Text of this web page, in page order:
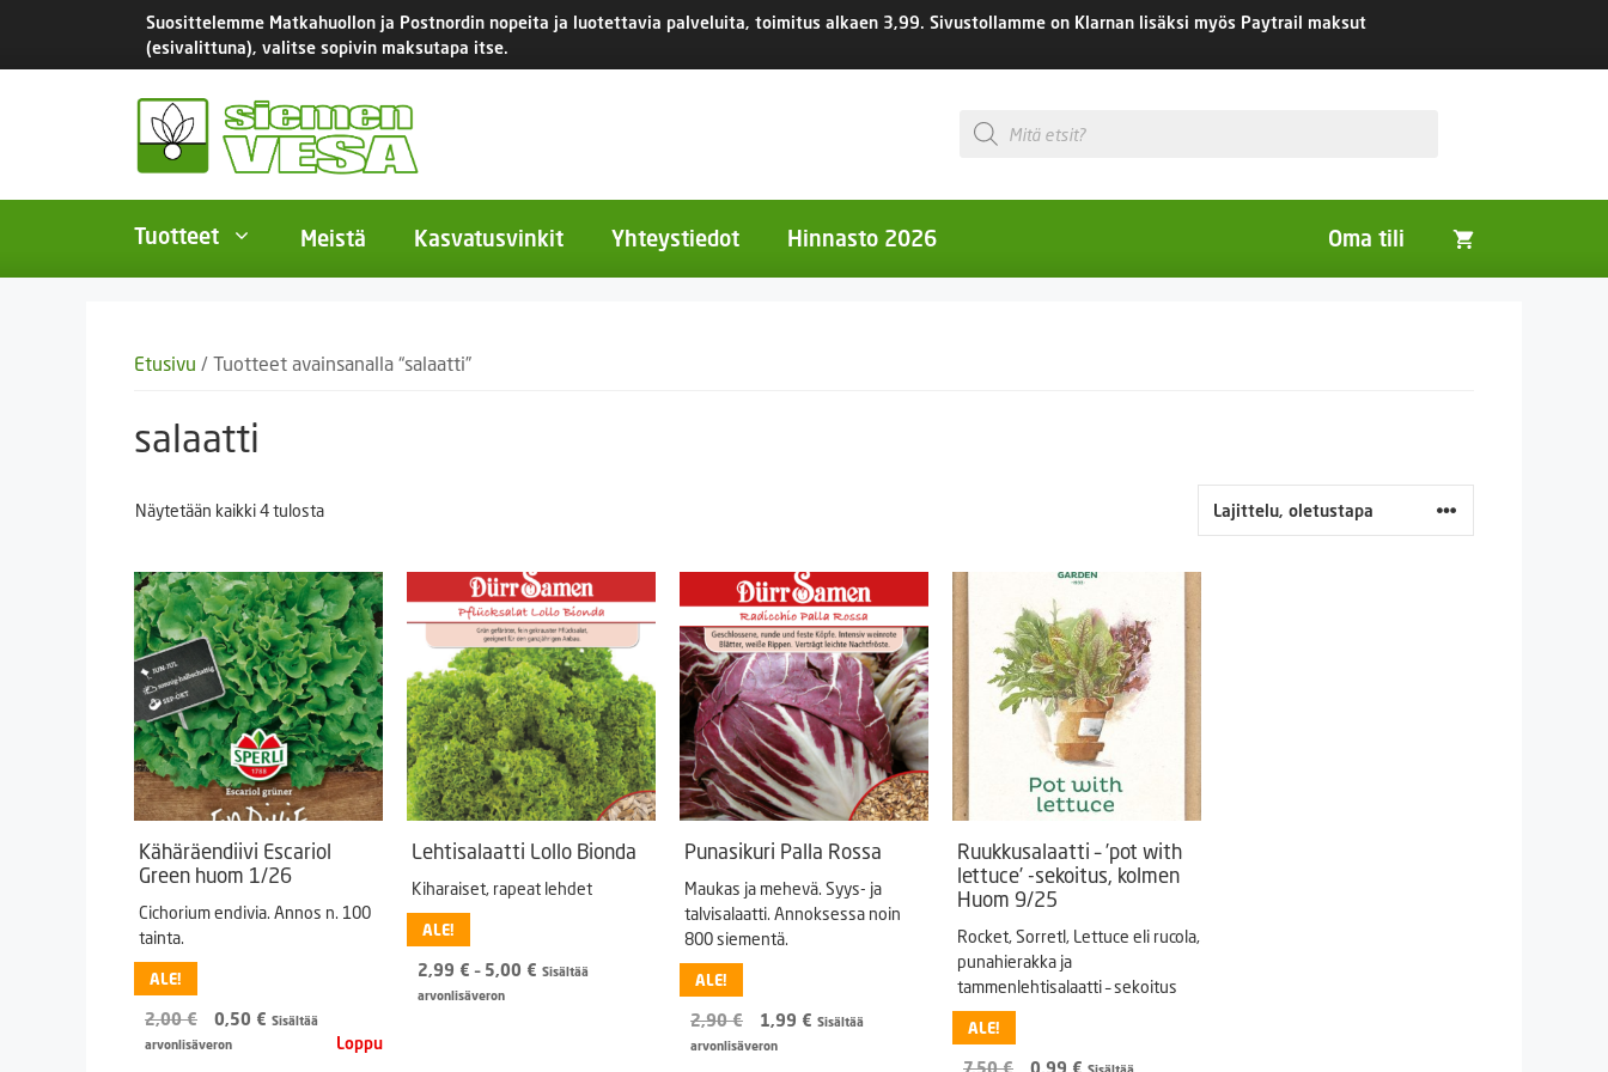
Suosittelemme Matkahuollon ja Postnordin nopeita ja luotettavia palveluita, toimitus alkaen 3,99. Sivustollamme on Klarnan lisäksi myös Paytrail maksut
(esivalittuna), valitse sopivin maksutapa itse.
Products
search
Tuotteet
Istukassipulit
Meistä Kasvatusvinkit Yhteystiedot Hinnasto 2026 Oma tili
Etusivu / Tuotteet avainsanalla “salaatti”
salaatti
Näytetään kaikki 4 tulosta
Kähäräendiivi Escariol
Green huom 1/26
Cichorium endivia. Annos n. 100
tainta.
ALE!
2,00€
Alkuperäinen
hinta
0,50 € Nykyinen
Sisältää
arvonlisäveron
Lehtisalaatti Lollo Bionda
Kiharaiset, rapeat lehdet
ALE!
2,99 € – 5,00 € Hintaluokka:
Sisältää
arvonlisäveron
Punasikuri Palla Rossa
Maukas ja mehevä. Syys- ja
talvisalaatti. Annoksessa noin
800 siementä.
ALE!
2,90€
Alkuperäinen
hinta
1,99 € Nykyinen
Sisältää
arvonlisäveron
Ruukkusalaatti – ’pot with
lettuce’ -sekoitus, kolmen
Huom 9/25
Rocket, Sorretl, Lettuce eli rucola,
punahierakka ja
tammenlehtisalaatti – sekoitus
ALE!
7,50€
Alkuperäinen
0,99 € Nykyinen